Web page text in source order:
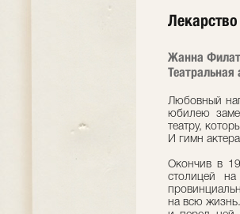
Жанна
Любовный
юбилею
театру,
И гимн
Окончив в
столицей
на всю жизнь.